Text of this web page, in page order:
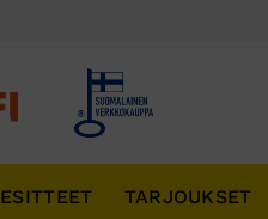
ESITTEET TARJOUKSET